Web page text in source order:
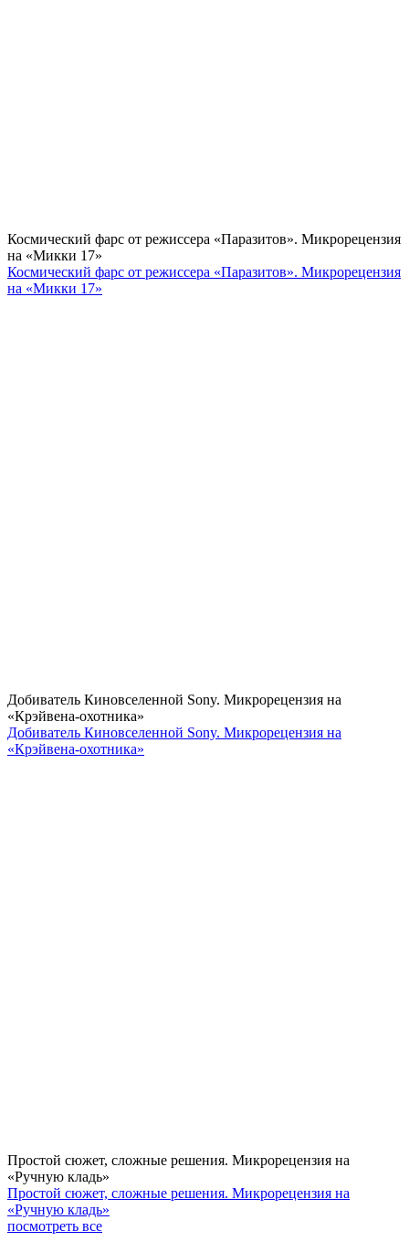
Космический фарс от режиссера «Паразитов». Микрорецензия
на «Микки 17»
Космический фарс от режиссера «Паразитов». Микрорецензия
на «Микки 17»
Добиватель Киновселенной Sony. Микрорецензия на
«Крэйвена-охотника»
Добиватель Киновселенной Sony. Микрорецензия на
«Крэйвена-охотника»
Простой сюжет, сложные решения. Микрорецензия на
«Ручную кладь»
Простой сюжет, сложные решения. Микрорецензия на
«Ручную кладь»
посмотреть все